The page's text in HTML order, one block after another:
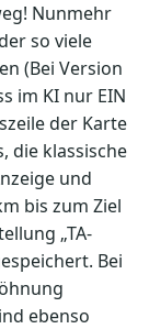
Nunmehr
so viele
(Bei Version
im KI nur EIN
der Karte
die klassische
und
bis zum Ziel
„TA-
Bei
ebenso